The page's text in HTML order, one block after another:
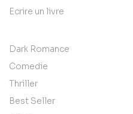
Ecrire un livre
Dark Romance
Comedie
Thriller
Best Seller